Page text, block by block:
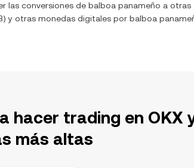
las conversiones de balboa panameño a otras
) y otras monedas digitales por balboa
hacer trading en
más altas